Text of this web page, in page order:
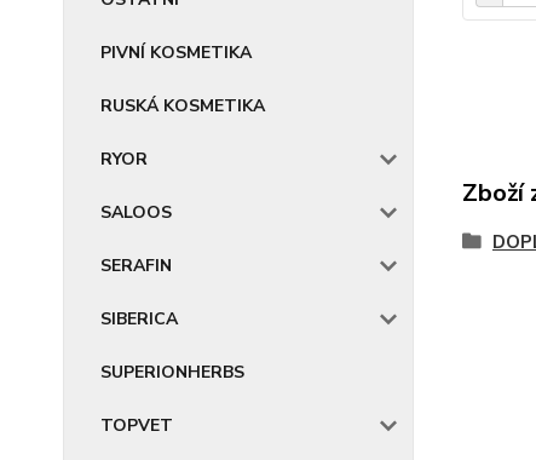
PIVNÍ KOSMETIKA
RUSKÁ KOSMETIKA
RYOR
SALOOS
SERAFIN
SIBERICA
SUPERIONHERBS
TOPVET
Zboží